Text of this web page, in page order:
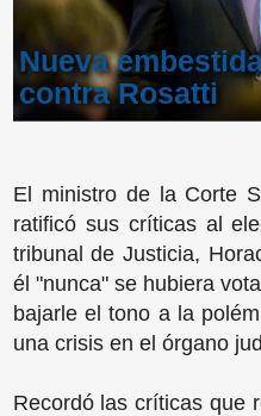
Nueva
contra Rosatti
El ministro de la Corte
ratificó sus críticas al
tribunal de Justicia,
él "nunca" se hubiera
bajarle el tono a la
una crisis en el órgano
Recordó las críticas que